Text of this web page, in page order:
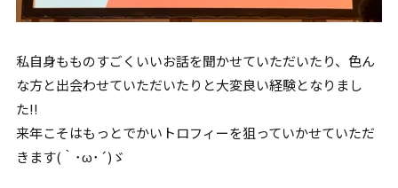
私自身もものすごくいいお話を聞かせていただいたり、色ん
な方と出会わせていただいたりと大変良い経験となりまし
た!!
来年こそはもっとでかいトロフィーを狙っていかせていただ
きます(｀･ω･´)ゞ